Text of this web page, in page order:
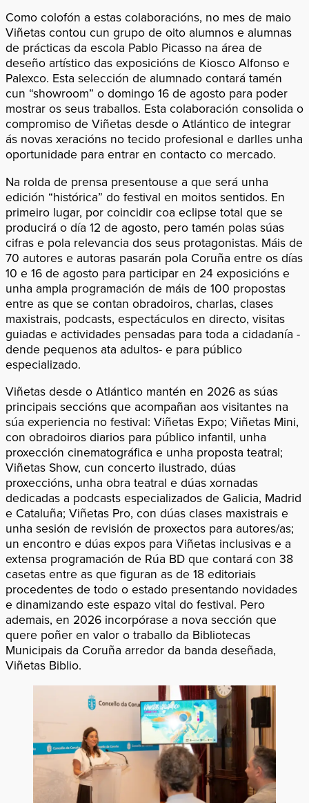
Como colofón a estas colaboracións, no mes de maio
Viñetas contou cun grupo de oito alumnos e alumnas
de prácticas da escola Pablo Picasso na área de
deseño artístico das exposicións de Kiosco Alfonso e
Palexco. Esta selección de alumnado contará tamén
cun “showroom” o domingo 16 de agosto para poder
mostrar os seus traballos. Esta colaboración consolida o
compromiso de Viñetas desde o Atlántico de integrar
ás novas xeracións no tecido profesional e darlles unha
oportunidade para entrar en contacto co mercado.
Na rolda de prensa presentouse a que será unha
edición “histórica” do festival en moitos sentidos. En
primeiro lugar, por coincidir coa eclipse total que se
producirá o día 12 de agosto, pero tamén polas súas
cifras e pola relevancia dos seus protagonistas. Máis de
70 autores e autoras pasarán pola Coruña entre os días
10 e 16 de agosto para participar en 24 exposicións e
unha ampla programación de máis de 100 propostas
entre as que se contan obradoiros, charlas, clases
maxistrais, podcasts, espectáculos en directo, visitas
guiadas e actividades pensadas para toda a cidadanía -
dende pequenos ata adultos- e para público
especializado.
Viñetas desde o Atlántico mantén en 2026 as súas
principais seccións que acompañan aos visitantes na
súa experiencia no festival: Viñetas Expo; Viñetas Mini,
con obradoiros diarios para público infantil, unha
proxección cinematográfica e unha proposta teatral;
Viñetas Show, cun concerto ilustrado, dúas
proxeccións, unha obra teatral e dúas xornadas
dedicadas a podcasts especializados de Galicia, Madrid
e Cataluña; Viñetas Pro, con dúas clases maxistrais e
unha sesión de revisión de proxectos para autores/as;
un encontro e dúas expos para Viñetas inclusivas e a
extensa programación de Rúa BD que contará con 38
casetas entre as que figuran as de 18 editoriais
procedentes de todo o estado presentando novidades
e dinamizando este espazo vital do festival. Pero
ademais, en 2026 incorpórase a nova sección que
quere poñer en valor o traballo da Bibliotecas
Municipais da Coruña arredor da banda deseñada,
Viñetas Biblio.